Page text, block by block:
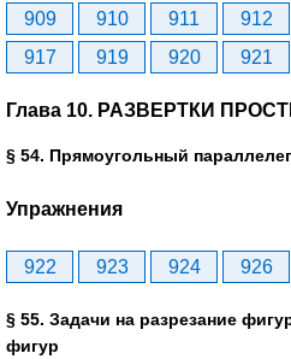
909 910 911 912
917
919 920 921
Глава 10. РАЗВЕРТКИ
§ 54. Прямоугольный
Упражнения
922 923 924 926
§ 55. Задачи на разрезание
фигур